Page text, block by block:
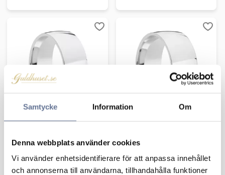
Samtycke Information Om
Denna webbplats använder cookies
Vi använder enhetsidentifierare för att anpassa innehållet
och annonserna till användarna, tillhandahålla funktioner
Faith Förlovning 8,0
mm Silver
Lägg till i favoriter
Faith Förlovning 9,0
1 562